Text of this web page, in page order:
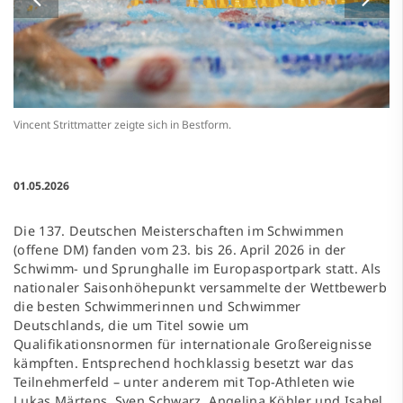
Vincent Strittmatter zeigte sich in Bestform.
01.05.2026
Die 137. Deutschen Meisterschaften im Schwimmen
(offene DM) fanden vom 23. bis 26. April 2026 in der
Schwimm- und Sprunghalle im Europasportpark statt. Als
nationaler Saisonhöhepunkt versammelte der Wettbewerb
die besten Schwimmerinnen und Schwimmer
Deutschlands, die um Titel sowie um
Qualifikationsnormen für internationale Großereignisse
kämpften. Entsprechend hochklassig besetzt war das
Teilnehmerfeld – unter anderem mit Top-Athleten wie